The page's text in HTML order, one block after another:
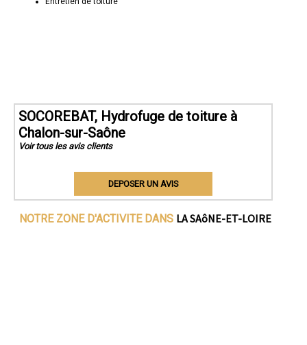
SOCOREBAT, Hydrofuge de toiture à
Chalon-sur-Saône
Voir tous les avis clients
DEPOSER UN AVIS
NOTRE ZONE D'ACTIVITE DANS LA SAôNE-ET-LOIRE